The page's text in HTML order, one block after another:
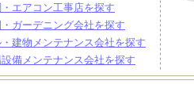
・エアコン工事店を探す
ガーデニング会社を探す
・建物メンテナンス会社を探す
設備メンテナンス会社を探す